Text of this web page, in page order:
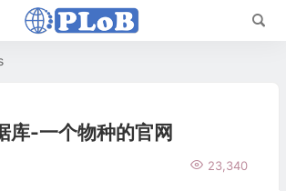
库-一个物种的官网
23,340